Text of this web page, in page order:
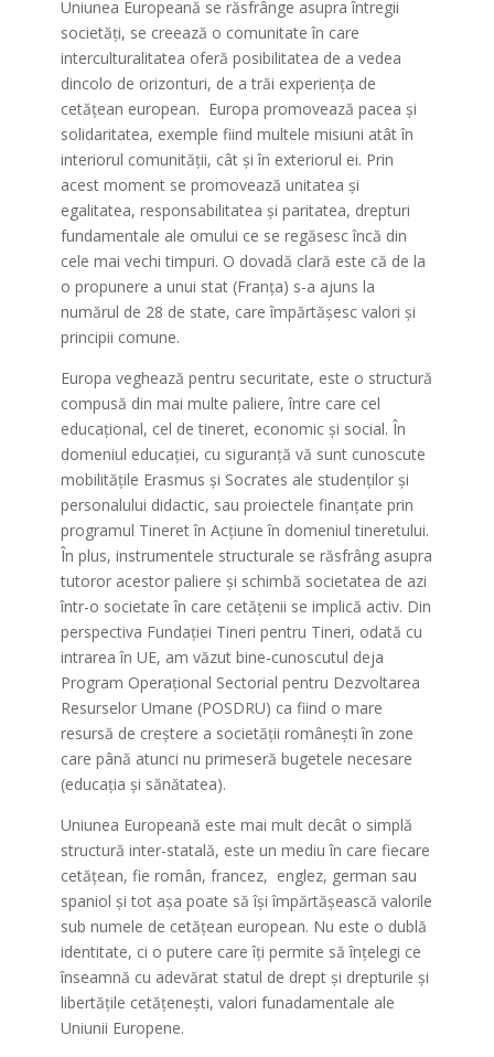
Uniunea Europeană se răsfrânge asupra întregii
societăți, se creează o comunitate în care
interculturalitatea oferă posibilitatea de a vedea
dincolo de orizonturi, de a trăi experiența de
cetățean european. Europa promovează pacea și
solidaritatea, exemple fiind multele misiuni atât în
interiorul comunității, cât și în exteriorul ei. Prin
acest moment se promovează unitatea și
egalitatea, responsabilitatea și paritatea, drepturi
fundamentale ale omului ce se regăsesc încă din
cele mai vechi timpuri. O dovadă clară este că de la
o propunere a unui stat (Franța) s-a ajuns la
numărul de 28 de state, care împărtășesc valori și
principii comune.
Europa veghează pentru securitate, este o structură
compusă din mai multe paliere, între care cel
educațional, cel de tineret, economic și social. În
domeniul educației, cu siguranță vă sunt cunoscute
mobilitățile Erasmus și Socrates ale studenților și
personalului didactic, sau proiectele finanțate prin
programul Tineret în Acțiune în domeniul tineretului.
În plus, instrumentele structurale se răsfrâng asupra
tutoror acestor paliere și schimbă societatea de azi
într-o societate în care cetățenii se implică activ. Din
perspectiva Fundației Tineri pentru Tineri, odată cu
intrarea în UE, am văzut bine-cunoscutul deja
Program Operațional Sectorial pentru Dezvoltarea
Resurselor Umane (POSDRU) ca fiind o mare
resursă de creștere a societății românești în zone
care până atunci nu primeseră bugetele necesare
(educația și sănătatea).
Uniunea Europeană este mai mult decât o simplă
structură inter-statală, este un mediu în care fiecare
cetățean, fie român, francez, englez, german sau
spaniol și tot așa poate să își împărtășească valorile
sub numele de cetățean european. Nu este o dublă
identitate, ci o putere care îți permite să înțelegi ce
înseamnă cu adevărat statul de drept și drepturile și
libertățile cetățenești, valori funadamentale ale
Uniunii Europene.